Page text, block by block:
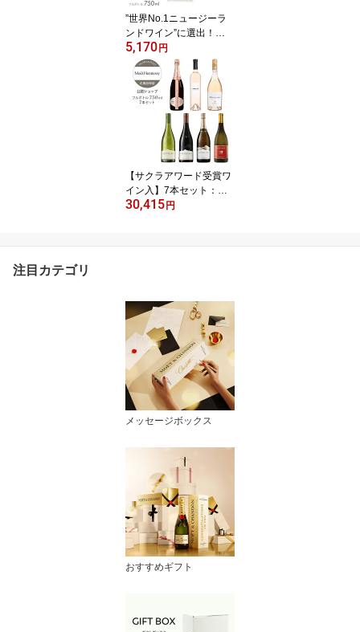
”世界No.1ニュージーラ
ンドワイン”に選出！
【正規公式店 ギフトボッ
クス選択可】クラウディ
ー ベイ ソーヴィニヨン
ブラン 750ml (ニュージ
ーランド 白ワイン 辛口 )
／ CLOUDY BAY SAUVI
GNON BLANC (White Wi
5,170 円
【サクラアワード受賞ワ
イン入】7本セット：ク
ラウディーベイ ソーヴィ
30,415 円
注目カテゴリ
メッセージボックス
おすすめギフト